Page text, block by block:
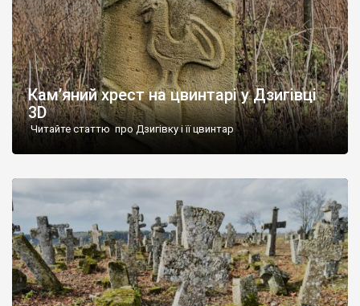
Кам’яний хрест на цвинтарі у Дзигівці
3D
Читайте статтю про Дзигівку і її цвинтар